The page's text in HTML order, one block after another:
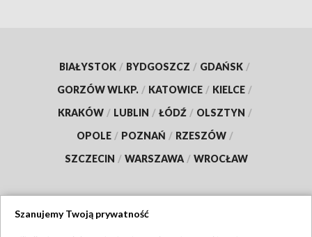
BIAŁYSTOK / BYDGOSZCZ / GDAŃSK /
GORZÓW WLKP. / KATOWICE / KIELCE /
KRAKÓW / LUBLIN / ŁÓDŹ / OLSZTYN /
OPOLE / POZNAŃ / RZESZÓW /
SZCZECIN / WARSZAWA / WROCŁAW
Szanujemy Twoją prywatność